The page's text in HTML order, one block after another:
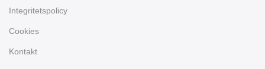
Integritetspolicy
Cookies
Kontakt